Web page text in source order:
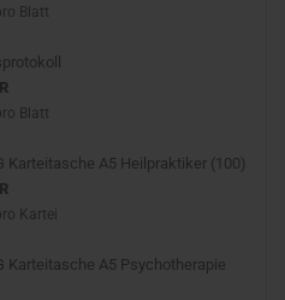
Blatt
Blatt
Karteitasche A5 Heilpraktiker (100)
Kartei
Karteitasche A5 Psychotherapie